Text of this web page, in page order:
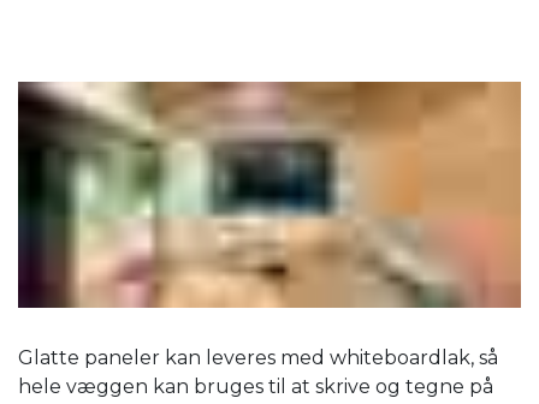
Glatte paneler kan leveres med whiteboardlak, så
hele væggen kan bruges til at skrive og tegne på